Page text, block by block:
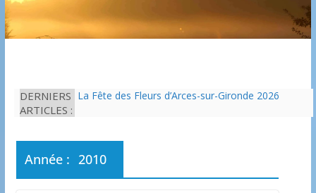
DERNIERS
ARTICLES :
La Fête des Fleurs d’Arces-sur-Gironde 2026
passé
Eau potable : Le préfet de Charente-Maritime
annonce de nouvelles restrictions
Il est interdit de tondre sa pelouse de 12h à 16h à
Année : 2010